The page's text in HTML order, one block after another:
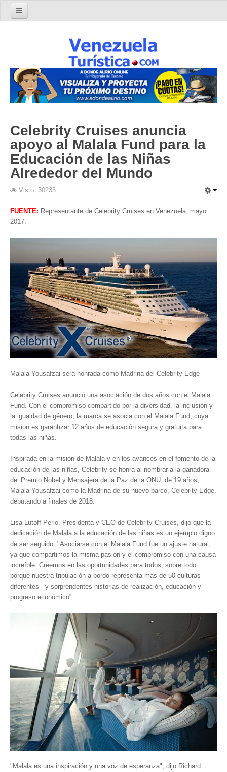
Turismo en Venezuela
Parques Nacionales de Venezuela
Parque Nacional Archipiélago Los Roques
Parque Nacional Canaima
Parque Nacional Henri Pittier y Choroní
Parque Nacional La Cueva del Guácharo
Parque Nacional Laguna de Tacarigua
Parque Nacional Los Médanos de Coro
Parque Nacional Mochima
Parque Nacional Morrocoy
Parque Nacional Península de Paria
Parque Nacional Cinaruco-Capanaparo
Parque Nacional Parima-Tapirapeco
Parque Nacional Jaua-Sarisariñama
Ecoturismo en Venezuela
Montañas y Llanos
Zona Costera Venezolana
Amazonas
Estado Sucre
La Colonia Tovar
La Gran Sabana
Museos y otros sitios de interés en Amazonas
Museos y otros sitios de interés en Anzoátegui
Museos y otros sitios de interés en Aragua
Museos y otros sitios de interés en Falcón
Museos y otros sitios de interés en Sucre
Puerto La Cruz
Destinos Turísticos
Noticias turísticas
Gastronomía
Cocinando a mi manera
Diseño de Websites
Hosting / Alojamiento para Websites
Publicidad
Tienda en línea
Celebrity Cruises anuncia
apoyo al Malala Fund para la
Educación de las Niñas
Alrededor del Mundo
Visto: 30235
FUENTE: Representante de Celebrity Cruises en Venezuela, mayo
2017.
Malala Yousafzai será honrada como Madrina del Celebrity Edge
Celebrity Cruises anunció una asociación de dos años con el Malala
Fund. Con el compromiso compartido por la diversidad, la inclusión y
la igualdad de género, la marca se asocia con el Malala Fund, cuya
misión es garantizar 12 años de educación segura y gratuita para
todas las niñas.
Inspirada en la misión de Malala y en los avances en el fomento de la
educación de las niñas, Celebrity se honra al nombrar a la ganadora
del Premio Nobel y Mensajera de la Paz de la ONU, de 19 años,
Malala Yousafzai como la Madrina de su nuevo barco, Celebrity Edge,
debutando a finales de 2018.
Lisa Lutoff-Perlo, Presidenta y CEO de Celebrity Cruises, dijo que la
dedicación de Malala a la educación de las niñas es un ejemplo digno
de ser seguido. "Asociarse con el Malala Fund fue un ajuste natural,
ya que compartimos la misma pasión y el compromiso con una causa
increíble. Creemos en las oportunidades para todos, sobre todo
porque nuestra tripulación a bordo representa más de 50 culturas
diferentes - y sorprendentes historias de realización, educación y
progreso económico”.
"Malala es una inspiración y una voz de esperanza", dijo Richard